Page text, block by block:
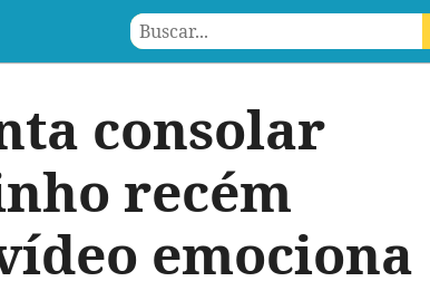
consolar
recém
emociona